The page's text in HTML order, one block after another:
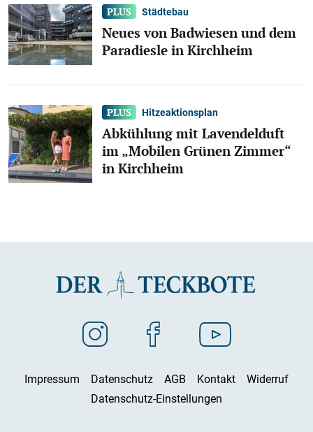
Städtebau
Neues von Badwiesen und dem
Paradiesle in Kirchheim
Hitzeaktionsplan
Abkühlung mit Lavendelduft
im „Mobilen Grünen Zimmer“
in Kirchheim
Impressum Datenschutz AGB Kontakt
Widerruf
Datenschutz-Einstellungen